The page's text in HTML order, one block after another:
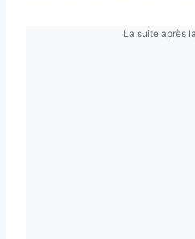
La suite après